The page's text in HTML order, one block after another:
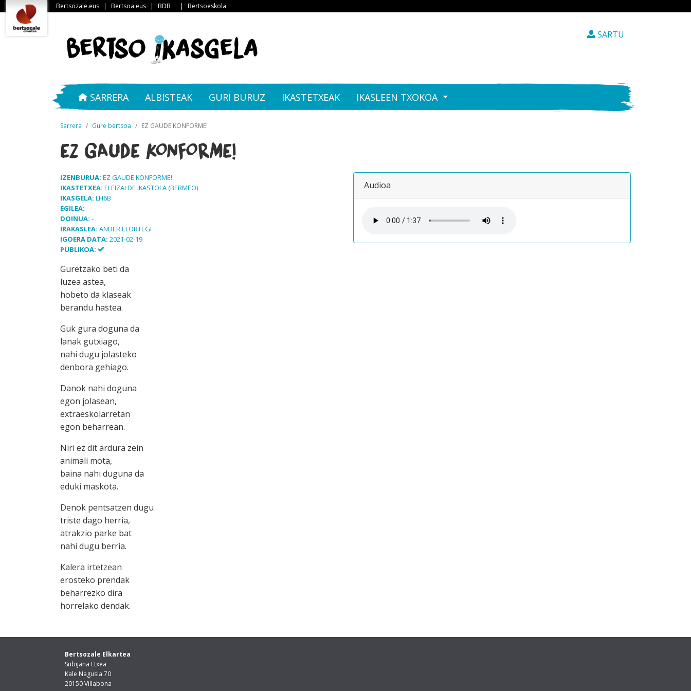
Bertsozale.eus | Bertsoa.eus | BDB | Bertsoeskola
SARTU
SARRERA ALBISTEAK GURI BURUZ IKASTETXEAK IKASLEEN TXOKOA
Sarrera Gure bertsoa EZ GAUDE KONFORME!
EZ GAUDE KONFORME!
IZENBURUA: EZ GAUDE KONFORME!
IKASTETXEA: ELEIZALDE IKASTOLA (BERMEO)
IKASGELA: LH6B
EGILEA: -
DOINUA: -
IRAKASLEA: ANDER ELORTEGI
IGOERA DATA: 2021-02-19
PUBLIKOA:
Audioa
Guretzako beti da
luzea astea,
hobeto da klaseak
berandu hastea.
Guk gura doguna da
lanak gutxiago,
nahi dugu jolasteko
denbora gehiago.
Danok nahi doguna
egon jolasean,
extraeskolarretan
egon beharrean.
Niri ez dit ardura zein
animali mota,
baina nahi duguna da
eduki maskota.
Denok pentsatzen dugu
triste dago herria,
atrakzio parke bat
nahi dugu berria.
Kalera irtetzean
erosteko prendak
beharrezko dira
horrelako dendak.
Bertsozale Elkartea
Subijana Etxea
Kale Nagusia 70
20150 Villabona